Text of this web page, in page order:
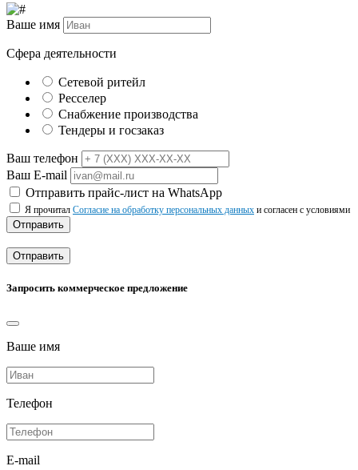
Ваше имя
Сфера деятельности
Сетевой ритейл
Ресселер
Снабжение производства
Тендеры и госзаказ
Ваш телефон
Ваш E-mail
Отправить прайс-лист на WhatsApp
Я прочитал Согласие на обработку персональных данных и согласен с условиями
Отправить
Отправить
Запросить коммерческое предложение
Ваше имя
Телефон
E-mail